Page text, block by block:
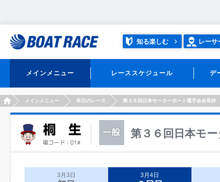
知る楽しむ レーサ
メインメニュー レーススケジュール デ
HOMEメインメニュー 本日のレース 第３６回日本モーターボート選手会会長杯
第３６回日本モ
3月3日 3月4日